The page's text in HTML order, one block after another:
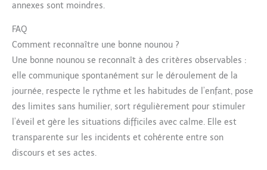
annexes sont moindres.
FAQ
Comment reconnaître une bonne nounou ?
Une bonne nounou se reconnaît à des critères observables :
elle communique spontanément sur le déroulement de la
journée, respecte le rythme et les habitudes de l’enfant, pose
des limites sans humilier, sort régulièrement pour stimuler
l’éveil et gère les situations difficiles avec calme. Elle est
transparente sur les incidents et cohérente entre son
discours et ses actes.